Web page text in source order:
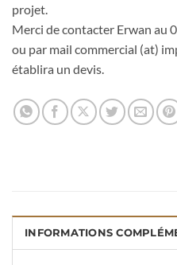
projet.
Merci de contacter Erwan au
ou par mail commercial (at)
établira un devis.
INFORMATIONS